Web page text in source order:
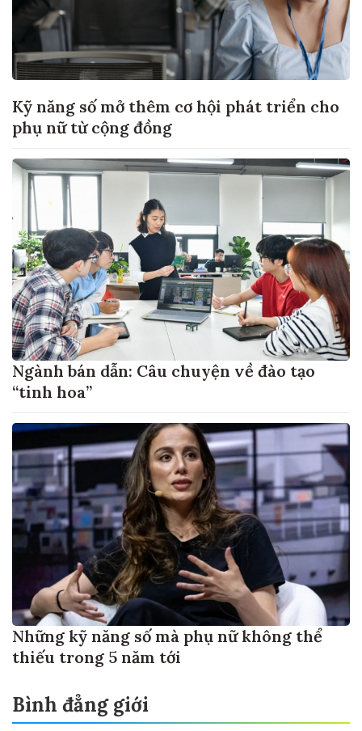
Kỹ năng số mở thêm cơ hội phát triển cho
phụ nữ từ cộng đồng
Ngành bán dẫn: Câu chuyện về đào tạo
“tinh hoa”
Những kỹ năng số mà phụ nữ không thể
thiếu trong 5 năm tới
Bình đẳng giới